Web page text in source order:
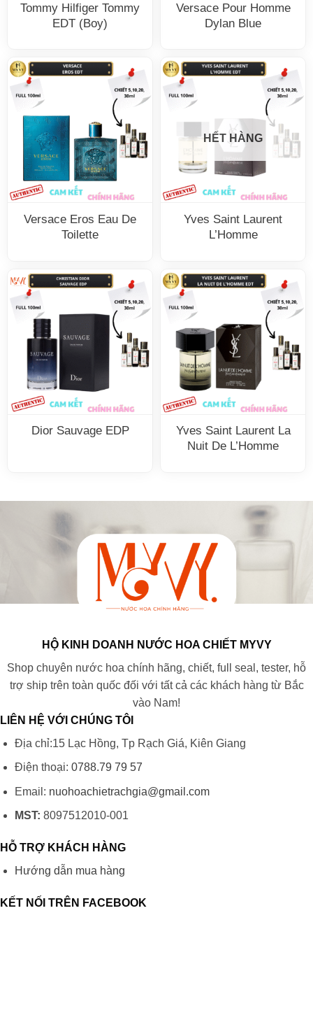
Tommy Hilfiger Tommy
EDT (Boy)
Versace Pour Homme
Dylan Blue
Versace Eros Eau De
Toilette
HẾT HÀNG
Yves Saint Laurent
L’Homme
Dior Sauvage EDP
Yves Saint Laurent La
Nuit De L’Homme
HỘ KINH DOANH NƯỚC HOA CHIẾT MYVY
Shop chuyên nước hoa chính hãng, chiết, full seal, tester, hỗ
trợ ship trên toàn quốc đối với tất cả các khách hàng từ Bắc
vào Nam!
LIÊN HỆ VỚI CHÚNG TÔI
Địa chỉ:15 Lạc Hồng, Tp Rạch Giá, Kiên Giang
Điện thoại: 0788.79 79 57
Email: nuohoachietrachgia@gmail.com
MST: 8097512010-001
HỖ TRỢ KHÁCH HÀNG
Hướng dẫn mua hàng
KẾT NỐI TRÊN FACEBOOK